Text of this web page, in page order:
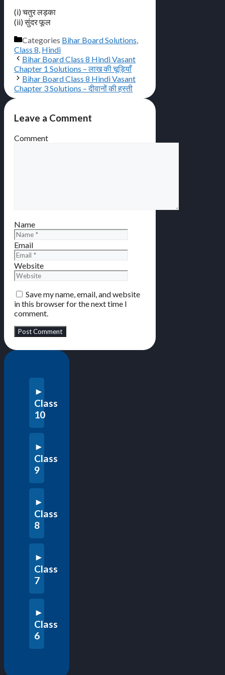
(i) चतुर लड़का
(ii) सुंदर फूल
Categories Bihar Board Solutions
Class 8 Hindi
Bihar Board Class 8 Hindi Vasant
Chapter 1 Solutions – लाख की चूड़ियाँ
Bihar Board Class 8 Hindi Vasant
Chapter 3 Solutions – दीवानों की हस्ती
Leave a Comment
Comment
Name
Email
Website
Save my name, email, and website
in this browser for the next time I
comment.
Class
10
Class
9
Class
8
Class
7
Class
6